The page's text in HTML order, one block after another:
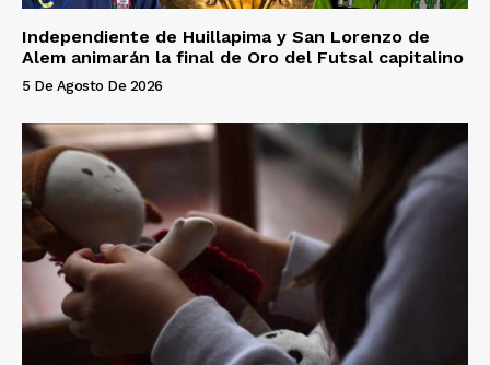
Independiente de Huillapima y San Lorenzo de
Alem animarán la final de Oro del Futsal capitalino
5 De Agosto De 2026